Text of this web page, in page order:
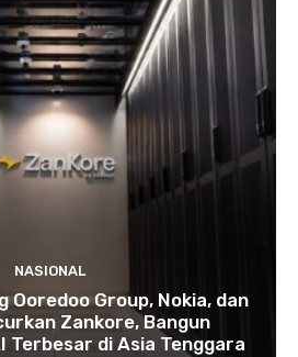
NASIONAL
Ooredoo Group, Nokia, dan
Zankore, Bangun
di Asia Tenggara